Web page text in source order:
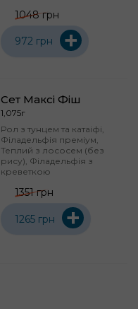
1048 грн
972 грн +
Сет Максі Фіш
1,075г
Рол з тунцем та катаіфі,
Філадельфія преміум,
Теплий з лососем (без
рису), Філадельфія з
креветкою
1351 грн
1265 грн +